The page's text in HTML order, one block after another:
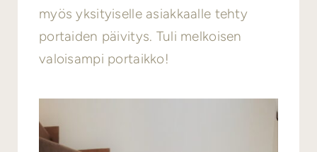
myös yksityiselle asiakkaalle tehty
portaiden päivitys. Tuli melkoisen
valoisampi portaikko!